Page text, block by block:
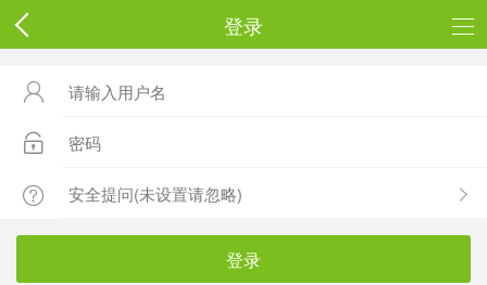
登录



登录